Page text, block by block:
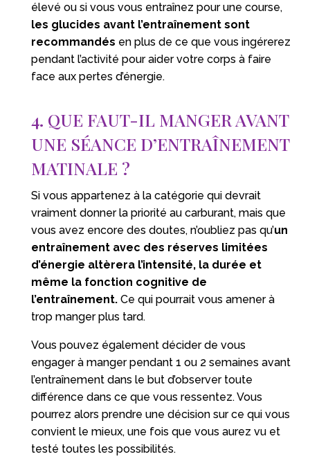
élevé ou si vous vous entraînez pour une course,
les glucides avant l’entraînement sont
recommandés en plus de ce que vous ingérerez
pendant l’activité pour aider votre corps à faire
face aux pertes d’énergie.
4. QUE FAUT-IL MANGER AVANT
UNE SÉANCE D’ENTRAÎNEMENT
MATINALE ?
Si vous appartenez à la catégorie qui devrait
vraiment donner la priorité au carburant, mais que
vous avez encore des doutes, n’oubliez pas qu’un
entraînement avec des réserves limitées
d’énergie altèrera l’intensité, la durée et
même la fonction cognitive de
l’entraînement.Ce qui pourrait vous amener à
trop manger plus tard.
Vous pouvez également décider de vous
engager à manger pendant 1 ou 2 semaines avant
l’entraînement dans le but d’observer toute
différence dans ce que vous ressentez. Vous
pourrez alors prendre une décision sur ce qui vous
convient le mieux, une fois que vous aurez vu et
testé toutes les possibilités.